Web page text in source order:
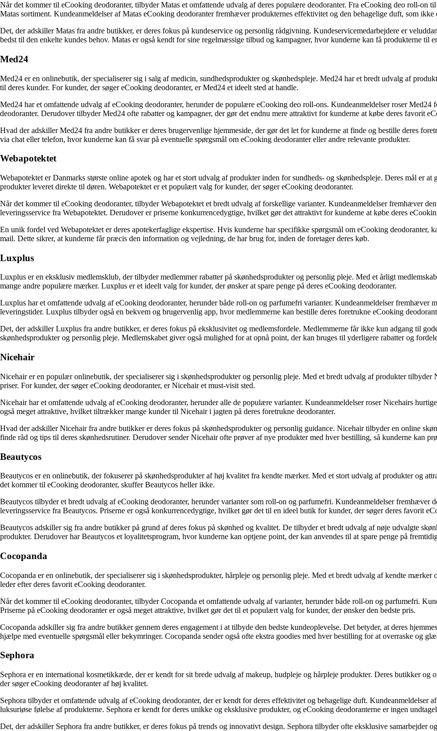
Når det kommer til eCooking deodoranter, tilbyder Matas et omfattende udvalg af deres populære deodoranter. Fra eCooking deo roll-
Matas sortiment. Kundeanmeldelser af Matas eCooking deodoranter fremhæver produkternes effektivitet og den behagelige duft, som ikke
Det, der adskiller Matas fra andre butikker, er deres fokus på kundeservice og personlig rådgivning. Kundeservicemedarbejdere er
bedst til den enkelte kundes behov. Matas er også kendt for sine regelmæssige tilbud og kampagner, hvor kunderne kan få produkterne til
Med24
Med24 er en onlinebutik, der specialiserer sig i salg af medicin, sundhedsprodukter og skønhedspleje. Med24 har et bredt udvalg af
til deres kunder. For kunder, der søger eCooking deodoranter, er Med24 et ideelt sted at handle.
Med24 har et omfattende udvalg af eCooking deodoranter, herunder de populære eCooking deo roll-ons. Kundeanmeldelser roser
deodoranter. Derudover tilbyder Med24 ofte rabatter og kampagner, der gør det endnu mere attraktivt for kunderne at købe deres favorit
Hvad der adskiller Med24 fra andre butikker er deres brugervenlige hjemmeside, der gør det let for kunderne at finde og bestille deres
via chat eller telefon, hvor kunderne kan få svar på eventuelle spørgsmål om eCooking deodoranter eller andre relevante produkter.
Webapotektet
Webapotektet er Danmarks største online apotek og har et stort udvalg af produkter inden for sundheds- og skønhedspleje. Deres mål er
produkter leveret direkte til døren. Webapotektet er et populært valg for kunder, der søger eCooking deodoranter.
Når det kommer til eCooking deodoranter, tilbyder Webapotektet et bredt udvalg af forskellige varianter. Kundeanmeldelser fremhæver
leveringsservice fra Webapotektet. Derudover er priserne konkurrencedygtige, hvilket gør det attraktivt for kunderne at købe deres
En unik fordel ved Webapotektet er deres apotekerfaglige ekspertise. Hvis kunderne har specifikke spørgsmål om eCooking
mail. Dette sikrer, at kunderne får præcis den information og vejledning, de har brug for, inden de foretager deres køb.
Luxplus
Luxplus er en eksklusiv medlemsklub, der tilbyder medlemmer rabatter på skønhedsprodukter og personlig pleje. Med et årligt
mange andre populære mærker. Luxplus er et ideelt valg for kunder, der ønsker at spare penge på deres eCooking deodoranter.
Luxplus har et omfattende udvalg af eCooking deodoranter, herunder både roll-on og parfumefri varianter. Kundeanmeldelser fremhæver
leveringstider. Luxplus tilbyder også en bekvem og brugervenlig app, hvor medlemmerne kan bestille deres foretrukne eCooking
Det, der adskiller Luxplus fra andre butikker, er deres fokus på eksklusivitet og medlemsfordele. Medlemmerne får ikke kun adgang til
skønhedsprodukter og personlig pleje. Medlemskabet giver også mulighed for at opnå point, der kan bruges til yderligere rabatter og
Nicehair
Nicehair er en populær onlinebutik, der specialiserer sig i skønhedsprodukter og personlig pleje. Med et bredt udvalg af produkter
priser. For kunder, der søger eCooking deodoranter, er Nicehair et must-visit sted.
Nicehair har et omfattende udvalg af eCooking deodoranter, herunder alle de populære varianter. Kundeanmeldelser roser Nicehairs
også meget attraktive, hvilket tiltrækker mange kunder til Nicehair i jagten på deres foretrukne deodoranter.
Hvad der adskiller Nicehair fra andre butikker er deres fokus på skønhedsprodukter og personlig guidance. Nicehair tilbyder en online
finde råd og tips til deres skønhedsrutiner. Derudover sender Nicehair ofte prøver af nye produkter med hver bestilling, så kunderne kan
Beautycos
Beautycos er en onlinebutik, der fokuserer på skønhedsprodukter af høj kvalitet fra kendte mærker. Med et stort udvalg af produkter og
det kommer til eCooking deodoranter, skuffer Beautycos heller ikke.
Beautycos tilbyder et bredt udvalg af eCooking deodoranter, herunder varianter som roll-on og parfumefri. Kundeanmeldelser fremhæver
leveringsservice fra Beautycos. Priserne er også konkurrencedygtige, hvilket gør det til en ideel butik for kunder, der søger deres favorit
Beautycos adskiller sig fra andre butikker på grund af deres fokus på skønhed og kvalitet. De tilbyder et bredt udvalg af nøje udvalgte
produkter. Derudover har Beautycos et loyalitetsprogram, hvor kunderne kan optjene point, der kan anvendes til at spare penge på
Cocopanda
Cocopanda er en onlinebutik, der specialiserer sig i skønhedsprodukter, hårpleje og personlig pleje. Med et bredt udvalg af kendte
leder efter deres favorit eCooking deodoranter.
Når det kommer til eCooking deodoranter, tilbyder Cocopanda et omfattende udvalg af varianter, herunder både roll-on og parfumefri.
Priserne på eCooking deodoranter er også meget attraktive, hvilket gør det til et populært valg for kunder, der ønsker den bedste pris.
Cocopanda adskiller sig fra andre butikker gennem deres engagement i at tilbyde den bedste kundeoplevelse. Det betyder, at deres
hjælpe med eventuelle spørgsmål eller bekymringer. Cocopanda sender også ofte ekstra goodies med hver bestilling for at overraske og
Sephora
Sephora er en international kosmetikkæde, der er kendt for sit brede udvalg af makeup, hudpleje og hårpleje produkter. Deres butikker og
der søger eCooking deodoranter af høj kvalitet.
Sephora tilbyder et omfattende udvalg af eCooking deodoranter, der er kendt for deres effektivitet og behagelige duft. Kundeanmeldelser
luksuriøse følelse af produkterne. Sephora er kendt for deres unikke og eksklusive produkter, og eCooking deodoranterne er ingen
Det, der adskiller Sephora fra andre butikker, er deres fokus på trends og innovativt design. Sephora tilbyder ofte eksklusive